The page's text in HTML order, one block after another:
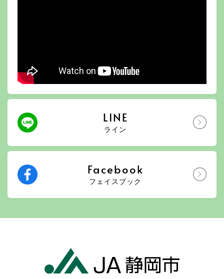
LINE
ライン
Facebook
フェイスブック